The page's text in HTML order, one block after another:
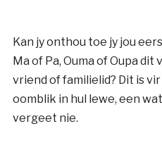
Kan jy onthou toe jy jou
Ma of Pa, Ouma of Oupa dit
vriend of familielid? Dit is vir
oomblik in hul lewe, een
vergeet nie.